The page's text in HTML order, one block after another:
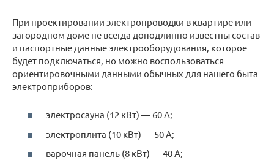
При проектировании электропроводки в квартире или
загородном доме не всегда доподлинно известны состав
и паспортные данные электрооборудования, которое
будет подключаться, но можно воспользоваться
ориентировочными данными обычных для нашего быта
электроприборов:
электросауна (12 кВт) — 60 А;
электроплита (10 кВт) — 50 А;
варочная панель (8 кВт) — 40 А;